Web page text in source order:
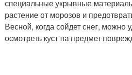
специальные укрывные
растение от морозов и
Весной, когда сойдет снег, можно
осмотреть куст на предмет